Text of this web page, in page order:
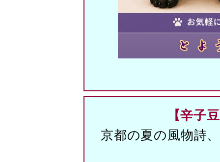
【辛子
京都の夏の風物詩